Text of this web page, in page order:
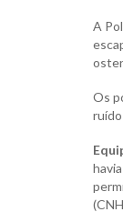
A
Os